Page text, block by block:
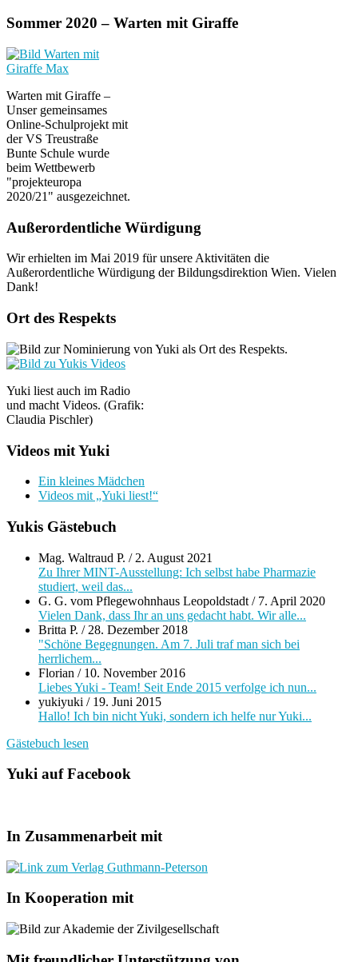
Sommer 2020 – Warten mit Giraffe
Warten mit Giraffe –
Unser gemeinsames
Online-Schulprojekt mit
der VS Treustraße
Bunte Schule wurde
beim Wettbewerb
"projekteuropa
2020/21" ausgezeichnet.
Außerordentliche Würdigung
Wir erhielten im Mai 2019 für unsere Aktivitäten die
Außerordentliche Würdigung der Bildungsdirektion Wien. Vielen
Dank!
Ort des Respekts
Yuki liest auch im Radio
und macht Videos. (Grafik:
Claudia Pischler)
Videos mit Yuki
Ein kleines Mädchen
Videos mit „Yuki liest!“
Yukis Gästebuch
Mag. Waltraud P. / 2. August 2021
Zu Ihrer MINT-Ausstellung: Ich selbst habe Pharmazie
studiert, weil das...
G. G. vom Pflegewohnhaus Leopoldstadt / 7. April 2020
Vielen Dank, dass Ihr an uns gedacht habt. Wir alle...
Britta P. / 28. Dezember 2018
"Schöne Begegnungen. Am 7. Juli traf man sich bei
herrlichem...
Florian / 10. November 2016
Liebes Yuki - Team! Seit Ende 2015 verfolge ich nun...
yukiyuki / 19. Juni 2015
Hallo! Ich bin nicht Yuki, sondern ich helfe nur Yuki...
Gästebuch lesen
Yuki auf Facebook
In Zusammenarbeit mit
In Kooperation mit